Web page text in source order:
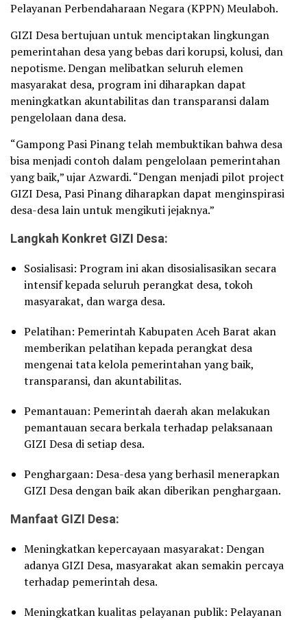
Pelayanan Perbendaharaan Negara (KPPN) Meulaboh.
GIZI Desa bertujuan untuk menciptakan lingkungan
pemerintahan desa yang bebas dari korupsi, kolusi, dan
nepotisme. Dengan melibatkan seluruh elemen
masyarakat desa, program ini diharapkan dapat
meningkatkan akuntabilitas dan transparansi dalam
pengelolaan dana desa.
“Gampong Pasi Pinang telah membuktikan bahwa desa
bisa menjadi contoh dalam pengelolaan pemerintahan
yang baik,” ujar Azwardi. “Dengan menjadi pilot project
GIZI Desa, Pasi Pinang diharapkan dapat menginspirasi
desa-desa lain untuk mengikuti jejaknya.”
Langkah Konkret GIZI Desa:
Sosialisasi: Program ini akan disosialisasikan secara
intensif kepada seluruh perangkat desa, tokoh
masyarakat, dan warga desa.
Pelatihan: Pemerintah Kabupaten Aceh Barat akan
memberikan pelatihan kepada perangkat desa
mengenai tata kelola pemerintahan yang baik,
transparansi, dan akuntabilitas.
Pemantauan: Pemerintah daerah akan melakukan
pemantauan secara berkala terhadap pelaksanaan
GIZI Desa di setiap desa.
Penghargaan: Desa-desa yang berhasil menerapkan
GIZI Desa dengan baik akan diberikan penghargaan.
Manfaat GIZI Desa:
Meningkatkan kepercayaan masyarakat: Dengan
adanya GIZI Desa, masyarakat akan semakin percaya
terhadap pemerintah desa.
Meningkatkan kualitas pelayanan publik: Pelayanan